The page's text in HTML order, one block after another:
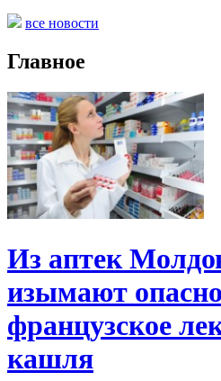
все новости
Главное
Из аптек
изымают
французское
кашля